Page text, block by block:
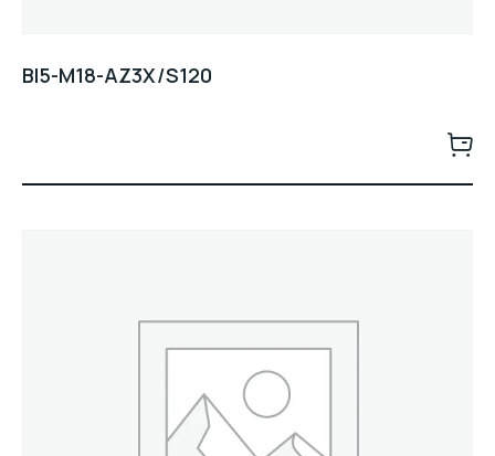
BI5-M18-AZ3X/S120